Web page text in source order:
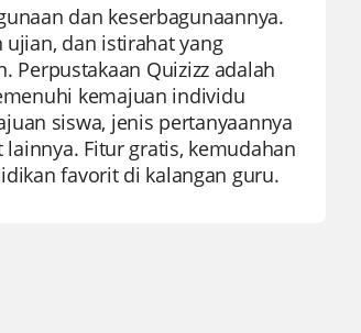
dan keserbagunaannya.
dan istirahat yang
Perpustakaan Quizizz adalah
kemajuan individu
siswa, jenis pertanyaannya
Fitur gratis, kemudahan
favorit di kalangan guru.